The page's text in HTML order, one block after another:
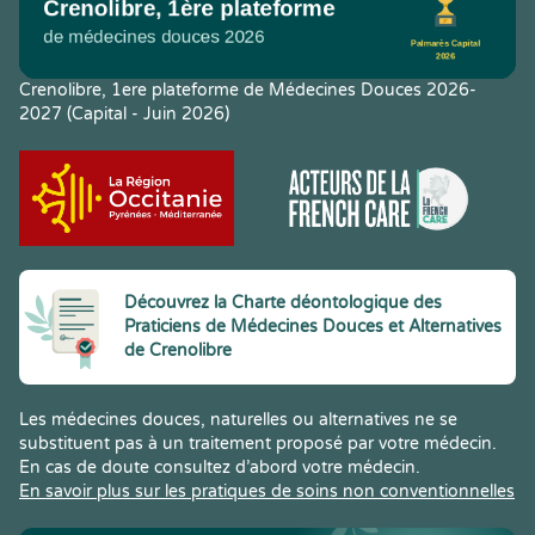
Crenolibre, 1ere plateforme de Médecines Douces 2026-
2027 (Capital - Juin 2026)
Découvrez la Charte déontologique des
Praticiens de Médecines Douces et Alternatives
de Crenolibre
Les médecines douces, naturelles ou alternatives ne se
substituent pas à un traitement proposé par votre médecin.
En cas de doute consultez d’abord votre médecin.
En savoir plus sur les pratiques de soins non conventionnelles